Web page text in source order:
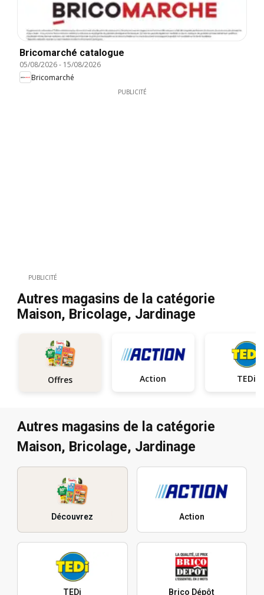
Bricomarché catalogue
05/08/2026- 15/08/2026
Bricomarché
PUBLICITÉ
PUBLICITÉ
Autres magasins de la catégorie
Maison, Bricolage, Jardinage
Offres Action TEDi
Autres magasins de la catégorie
Maison, Bricolage, Jardinage
Découvrez Action
TEDi Brico Dépôt